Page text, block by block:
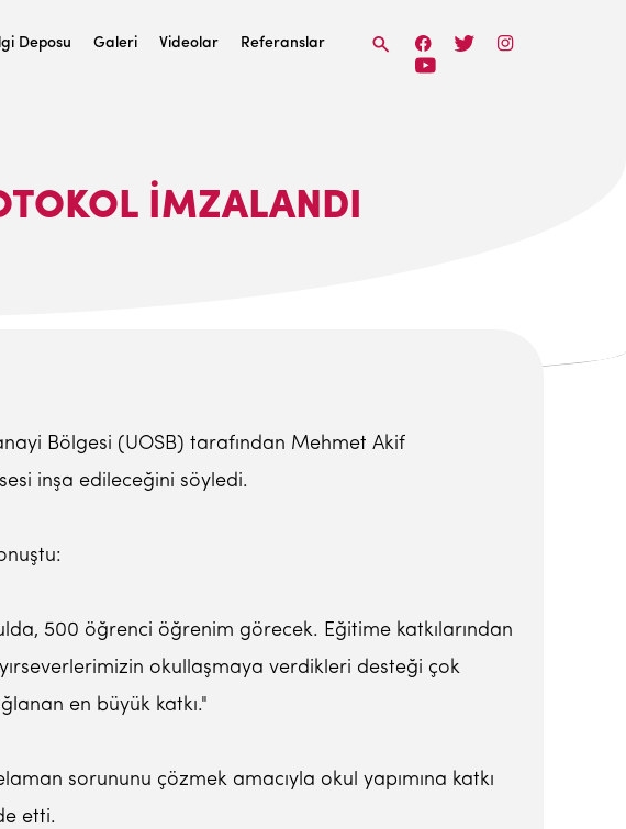
Deposu Galeri Videolar
Referanslar
İMZALANDI
Bölgesi (UOSB) tarafından Mehmet Akif
inşa edileceğini söyledi.
500 öğrenci öğrenim görecek. Eğitime katkılarından
okullaşmaya verdikleri desteği çok
en büyük katkı."
sorununu çözmek amacıyla okul yapımına katkı
etti.